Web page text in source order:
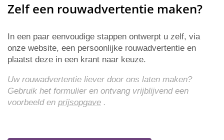
Zelf een rouwadvertentie maken?
In een paar eenvoudige stappen ontwerpt u zelf, via
onze website, een persoonlijke rouwadvertentie en
plaatst deze in een krant naar keuze.
Uw rouwadvertentie liever door ons laten maken?
Gebruik het formulier en ontvang vrijblijvend een
voorbeeld en prijsopgave .